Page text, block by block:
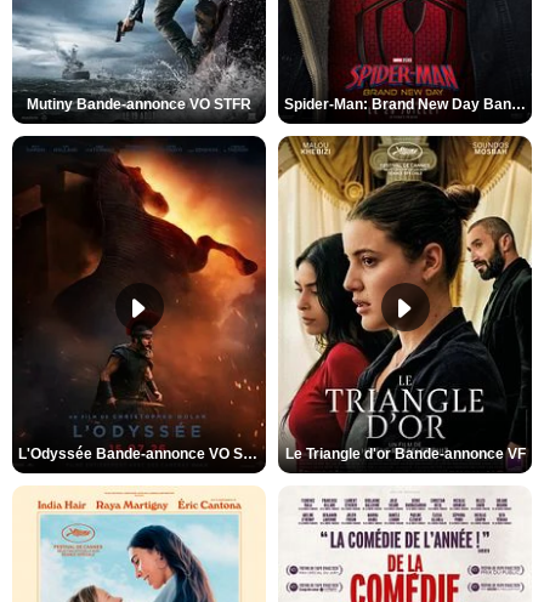
Mutiny Bande-annonce VO STFR Spider-Man: Brand New Day Bande-annonce VO STFR
L'Odyssée Bande-annonce VO STFR Le Triangle d'or Bande-annonce VF